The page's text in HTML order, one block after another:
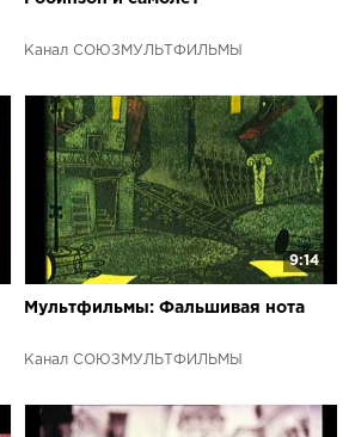
Канал СОЮЗМУЛЬТФИЛЬМЫ
9:14
Мультфильмы: Фальшивая нота
Канал СОЮЗМУЛЬТФИЛЬМЫ